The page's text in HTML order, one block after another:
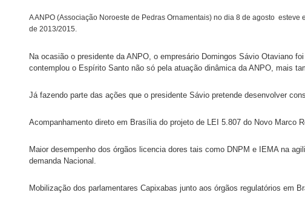
A ANPO (Associação Noroeste de Pedras Ornamentais) no dia 8 de agosto
de 2013/2015.
Na ocasião o presidente da ANPO, o empresário Domingos Sávio Otaviano
contemplou o Espírito Santo não só pela atuação dinâmica da ANPO, mais
Já fazendo parte das ações que o presidente Sávio pretende desenvolver
Acompanhamento direto em Brasília do projeto de LEI 5.807 do Novo Marco
Maior desempenho dos órgãos licencia dores tais como DNPM e IEMA na
demanda Nacional.
Mobilização dos parlamentares Capixabas junto aos órgãos regulatórios em